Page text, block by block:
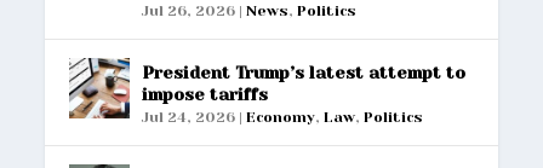
Jul 26, 2026 |News,Politics
President Trump’s latest attempt to
impose tariffs
Jul 24, 2026 |Economy,Law,Politics